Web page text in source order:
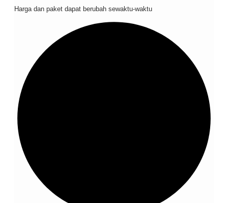
Harga dan paket dapat berubah sewaktu-waktu